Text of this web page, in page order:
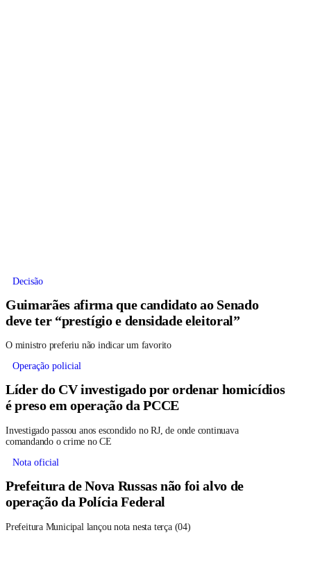
Decisão
Guimarães afirma que candidato ao Senado
deve ter “prestígio e densidade eleitoral”
O ministro preferiu não indicar um favorito
Operação policial
Líder do CV investigado por ordenar homicídios
é preso em operação da PCCE
Investigado passou anos escondido no RJ, de onde continuava
comandando o crime no CE
Nota oficial
Prefeitura de Nova Russas não foi alvo de
operação da Polícia Federal
Prefeitura Municipal lançou nota nesta terça (04)